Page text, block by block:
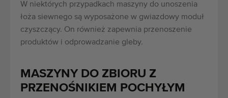
W niektórych przypadkach maszyny do unoszenia
łoża siewnego są wyposażone w gwiazdowy moduł
czyszczący. On również zapewnia przenoszenie
produktów i odprowadzanie gleby.
MASZYNY DO ZBIORU Z
PRZENOŚNIKIEM POCHYŁYM